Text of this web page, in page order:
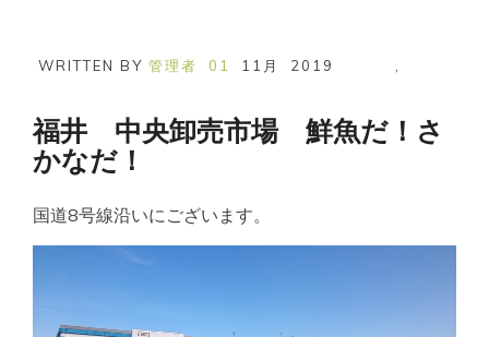
WRITTEN BY 管理者 01 11月 2019
福井 中央卸売市場 鮮魚だ！さ
かなだ！
国道8号線沿いにございます。